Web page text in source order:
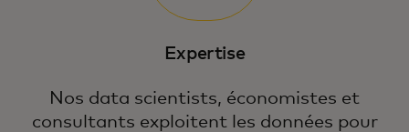
Expertise
Nos data scientists, économistes et
consultants exploitent les données pour